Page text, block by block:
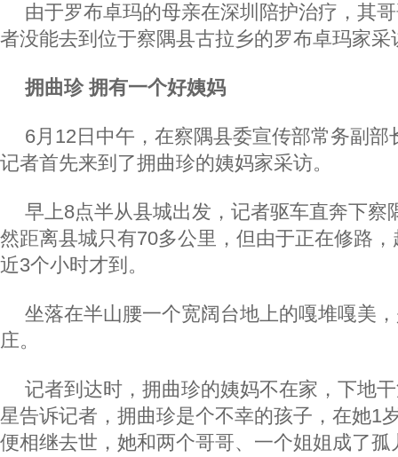
由于罗布卓玛的母亲在深圳陪护治疗，其
者没能去到位于察隅县古拉乡的罗布卓玛家采
拥曲珍 拥有一个好姨妈
6月12日中午，在察隅县委宣传部常务副部
记者首先来到了拥曲珍的姨妈家采访。
早上8点半从县城出发，记者驱车直奔下察
然距离县城只有70多公里，但由于正在修路
近3个小时才到。
坐落在半山腰一个宽阔台地上的嘎堆嘎美
庄。
记者到达时，拥曲珍的姨妈不在家，下地
星告诉记者，拥曲珍是个不幸的孩子，在她1
便相继去世，她和两个哥哥、一个姐姐成了